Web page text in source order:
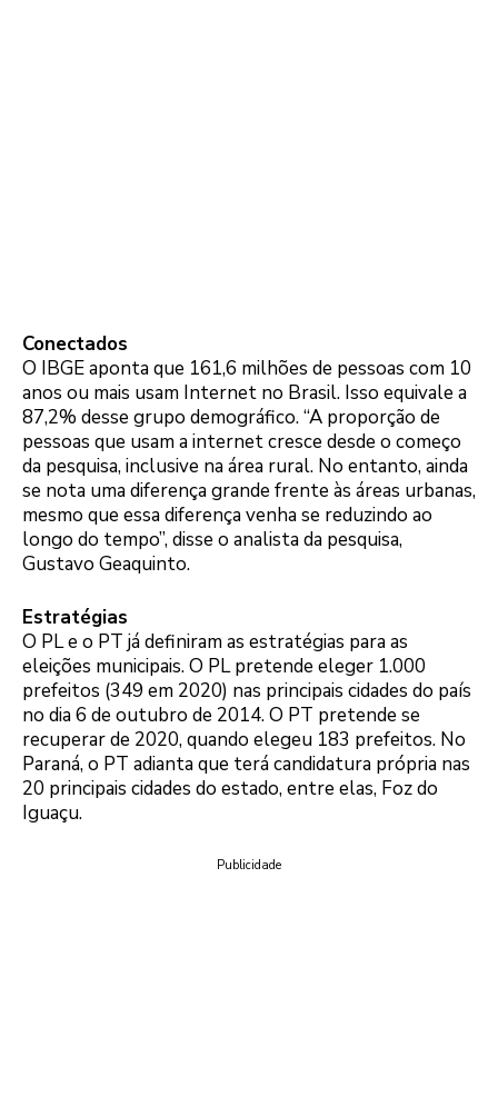
Conectados
O IBGE aponta que 161,6 milhões de pessoas com 10
anos ou mais usam Internet no Brasil. Isso equivale a
87,2% desse grupo demográfico. “A proporção de
pessoas que usam a internet cresce desde o começo
da pesquisa, inclusive na área rural. No entanto, ainda
se nota uma diferença grande frente às áreas urbanas,
mesmo que essa diferença venha se reduzindo ao
longo do tempo”, disse o analista da pesquisa,
Gustavo Geaquinto.
Estratégias
O PL e o PT já definiram as estratégias para as
eleições municipais. O PL pretende eleger 1.000
prefeitos (349 em 2020) nas principais cidades do país
no dia 6 de outubro de 2014. O PT pretende se
recuperar de 2020, quando elegeu 183 prefeitos. No
Paraná, o PT adianta que terá candidatura própria nas
20 principais cidades do estado, entre elas, Foz do
Iguaçu.
Publicidade